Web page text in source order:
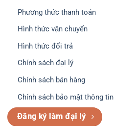
Phương thức thanh toán
Hình thức vận chuyển
Hình thức đổi trả
Chính sách đại lý
Chính sách bán hàng
Chính sách bảo mật thông tin
Đăng ký làm đại lý